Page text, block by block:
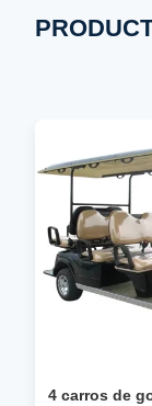
4 carros de